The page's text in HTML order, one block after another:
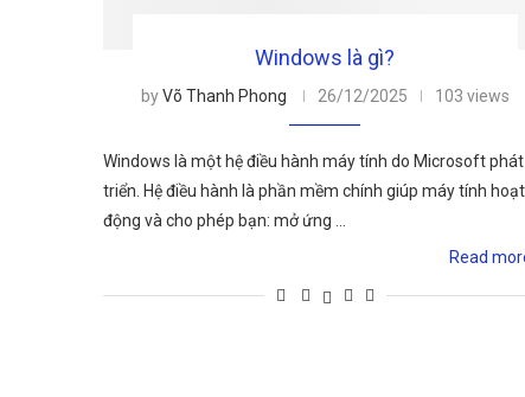
Windows là gì?
byVõ Thanh Phong 26/12/2025 103 views
Windows là một hệ điều hành máy tính do Microsoft phát
triển. Hệ điều hành là phần mềm chính giúp máy tính hoạt
động và cho phép bạn: mở ứng …
Read